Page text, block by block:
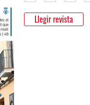
Llegir revista